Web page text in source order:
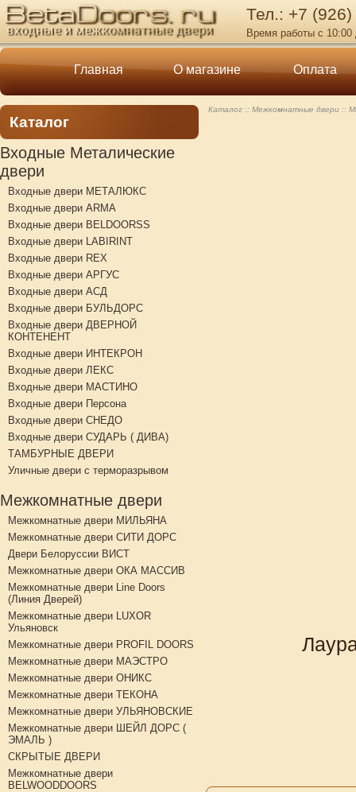
Тел.: +7
Время работы с 10:00
Главная О магазине Оплата
Каталог
Входные Металические
двери
Входные двери МЕТАЛЮКС
Входные двери ARMA
Входные двери BELDOORSS
Входные двери LABIRINT
Входные двери REX
Входные двери АРГУС
Входные двери АСД
Входные двери БУЛЬДОРС
Входные двери ДВЕРНОЙ
КОНТЕНЕНТ
Входные двери ИНТЕКРОН
Входные двери ЛЕКС
Входные двери МАСТИНО
Входные двери Персона
Входные двери СНЕДО
Входные двери СУДАРЬ ( ДИВА)
ТАМБУРНЫЕ ДВЕРИ
Уличные двери с терморазрывом
Межкомнатные двери
Межкомнатные двери МИЛЬЯНА
Межкомнатные двери СИТИ ДОРС
Двери Белоруссии ВИСТ
Межкомнатные двери ОКА МАССИВ
Межкомнатные двери Line Doors
(Линия Дверей)
Межкомнатные двери LUXOR
Ульяновск
Межкомнатные двери PROFIL DOORS
Межкомнатные двери МАЭСТРО
Межкомнатные двери ОНИКС
Межкомнатные двери ТЕКОНА
Межкомнатные двери УЛЬЯНОВСКИЕ
Межкомнатные двери ШЕЙЛ ДОРС (
ЭМАЛЬ )
СКРЫТЫЕ ДВЕРИ
Межкомнатные двери
BELWOODDOORS
Каталог Межкомнатные двери